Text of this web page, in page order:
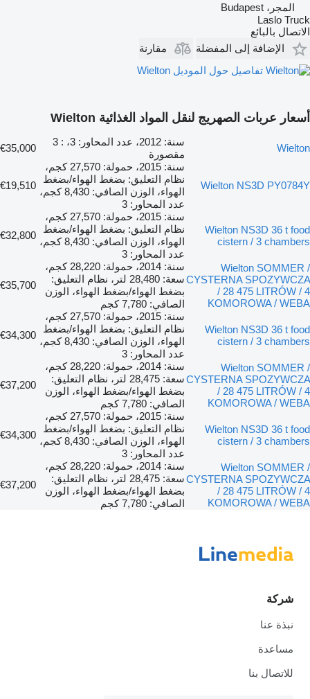
المجر، Budapest
Laslo Truck
الاتصال بالبائع
الإضافة إلى المفضلة
مقارنة
تفاصيل حول الموديل Wielton
أسعار عربات الصهريج لنقل المواد الغذائية Wielton
Wielton
سنة: 2012، عدد المحاور: 3، : 3
مقصورة
€35,000
Wielton NS3D PY0784Y
سنة: 2015، حمولة: 27,570 كجم،
نظام التعليق: بضغط الهواء/بضغط
الهواء، الوزن الصافي: 8,430 كجم،
عدد المحاور: 3
€19,510
Wielton NS3D 36 t food
cistern / 3 chambers
سنة: 2015، حمولة: 27,570 كجم،
نظام التعليق: بضغط الهواء/بضغط
الهواء، الوزن الصافي: 8,430 كجم،
عدد المحاور: 3
€32,800
Wielton SOMMER /
CYSTERNA SPOZYWCZA
/ 28 475 LITRÓW / 4
KOMOROWA / WEBA
سنة: 2014، حمولة: 28,220 كجم،
سعة: 28,480 لتر، نظام التعليق:
بضغط الهواء/بضغط الهواء، الوزن
الصافي: 7,780 كجم
€35,700
Wielton NS3D 36 t food
cistern / 3 chambers
سنة: 2015، حمولة: 27,570 كجم،
نظام التعليق: بضغط الهواء/بضغط
الهواء، الوزن الصافي: 8,430 كجم،
عدد المحاور: 3
€34,300
Wielton SOMMER /
CYSTERNA SPOZYWCZA
/ 28 475 LITRÓW / 4
KOMOROWA / WEBA
سنة: 2014، حمولة: 28,220 كجم،
سعة: 28,475 لتر، نظام التعليق:
بضغط الهواء/بضغط الهواء، الوزن
الصافي: 7,780 كجم
€37,200
Wielton NS3D 36 t food
cistern / 3 chambers
سنة: 2015، حمولة: 27,570 كجم،
نظام التعليق: بضغط الهواء/بضغط
الهواء، الوزن الصافي: 8,430 كجم،
عدد المحاور: 3
€34,300
Wielton SOMMER /
CYSTERNA SPOZYWCZA
/ 28 475 LITRÓW / 4
KOMOROWA / WEBA
سنة: 2014، حمولة: 28,220 كجم،
سعة: 28,475 لتر، نظام التعليق:
بضغط الهواء/بضغط الهواء، الوزن
الصافي: 7,780 كجم
€37,200
شركة
نبذة عنا
مساعدة
للاتصال بنا